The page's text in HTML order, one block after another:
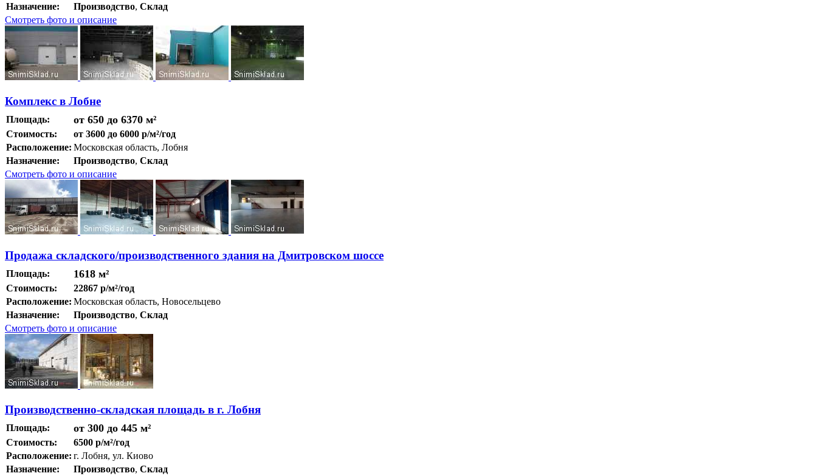
Назначение:
Производство, Склад
Смотреть фото и описание
Комплекс в Лобне
Площадь: от 650 до 6370 м²
Стоимость:
от 3600 до 6000 р/м²/год
Расположение: Московская область, Лобня
Назначение:
Производство, Склад
Смотреть фото и описание
Продажа складского/производственного здания на Дмитровском шоссе
Площадь: 1618 м²
Стоимость:
22867 р/м²/год
Расположение: Московская область, Новосельцево
Назначение:
Производство, Склад
Смотреть фото и описание
Производственно-складская площадь в г. Лобня
Площадь: от 300 до 445 м²
Стоимость:
6500 р/м²/год
Расположение: г. Лобня, ул. Киово
Назначение:
Производство, Склад